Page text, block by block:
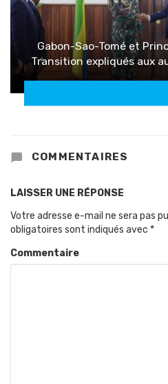
Gabon-Sao-Tomé et
Transition expliqués aux
COMMENTAIRES
LAISSER UNE RÉPONSE
Votre adresse e-mail ne sera pas
obligatoires sont indiqués avec *
Commentaire